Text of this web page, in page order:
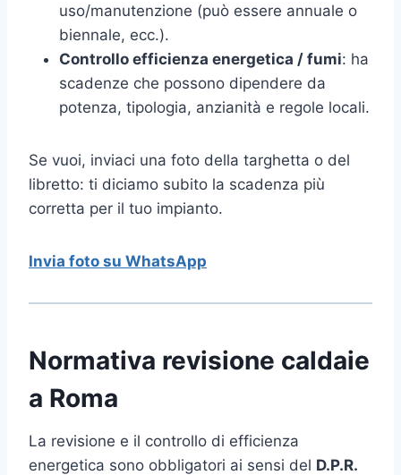
uso/manutenzione (può essere annuale o
biennale, ecc.).
Controllo efficienza energetica / fumi: ha
scadenze che possono dipendere da
potenza, tipologia, anzianità e regole locali.
Se vuoi, inviaci una foto della targhetta o del
libretto: ti diciamo subito la scadenza più
corretta per il tuo impianto.
Invia foto su WhatsApp
Normativa revisione caldaie
a Roma
La revisione e il controllo di efficienza
energetica sono obbligatori ai sensi del D.P.R.